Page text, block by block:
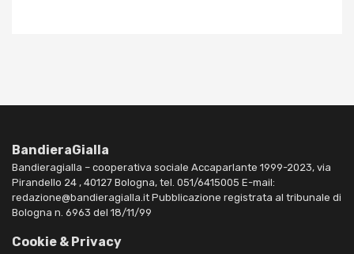
BandieraGialla
Bandieragialla – cooperativa sociale Accaparlante 1999-2023, via
Pirandello 24 , 40127 Bologna, tel. 051/6415005 E-mail:
redazione@bandieragialla.it Pubblicazione registrata al tribunale di
Bologna n. 6963 del 18/11/99
Cookie & Privacy